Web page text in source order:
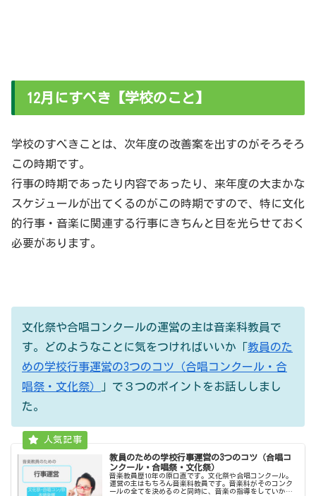
12月にすべき【学校のこと】
学校のすべきことは、次年度の改善案を出すのがそろそろ
この時期です。
行事の時期であったり内容であったり、来年度の大まかな
スケジュールが出てくるのがこの時期ですので、特に文化
的行事・音楽に関連する行事にきちんと目を光らせておく
必要があります。
文化祭や合唱コンクールの運営の主は音楽科教員で
す。どのようなことに気をつければいいか「教員のた
めの学校行事運営の3つのコツ（合唱コンクール・合
唱祭・文化祭）
」で３つのポイントをお話ししまし
た。
教員のための学校行事運営の3つのコツ（合唱コ
ンクール・合唱祭・文化祭）
音楽教員歴10年の原口直です。文化祭や合唱コンクール。
運営の主はもちろん音楽科教員です。音楽科がそのコンク
ールの全てを決めるのと同時に、音楽の指導をしていかな